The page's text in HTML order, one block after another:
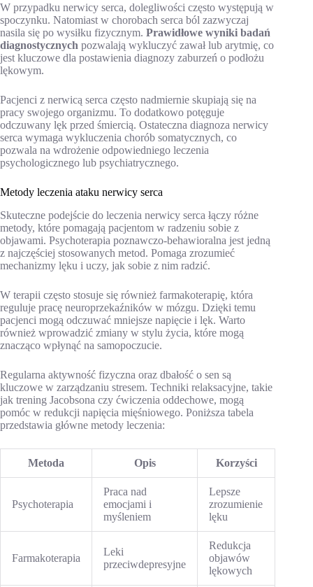
W przypadku nerwicy serca, dolegliwości często występują w
spoczynku. Natomiast w chorobach serca ból zazwyczaj
nasila się po wysiłku fizycznym. Prawidłowe wyniki badań
diagnostycznych pozwalają wykluczyć zawał lub arytmię, co
jest kluczowe dla postawienia diagnozy zaburzeń o podłożu
lękowym.
Pacjenci z nerwicą serca często nadmiernie skupiają się na
pracy swojego organizmu. To dodatkowo potęguje
odczuwany lęk przed śmiercią. Ostateczna diagnoza nerwicy
serca wymaga wykluczenia chorób somatycznych, co
pozwala na wdrożenie odpowiedniego leczenia
psychologicznego lub psychiatrycznego.
Metody leczenia ataku nerwicy serca
Skuteczne podejście do leczenia nerwicy serca łączy różne
metody, które pomagają pacjentom w radzeniu sobie z
objawami. Psychoterapia poznawczo-behawioralna jest jedną
z najczęściej stosowanych metod. Pomaga zrozumieć
mechanizmy lęku i uczy, jak sobie z nim radzić.
W terapii często stosuje się również farmakoterapię, która
reguluje pracę neuroprzekaźników w mózgu. Dzięki temu
pacjenci mogą odczuwać mniejsze napięcie i lęk. Warto
również wprowadzić zmiany w stylu życia, które mogą
znacząco wpłynąć na samopoczucie.
Regularna aktywność fizyczna oraz dbałość o sen są
kluczowe w zarządzaniu stresem. Techniki relaksacyjne, takie
jak trening Jacobsona czy ćwiczenia oddechowe, mogą
pomóc w redukcji napięcia mięśniowego. Poniższa tabela
przedstawia główne metody leczenia:
Metoda Opis Korzyści
Psychoterapia
Praca nad
emocjami i
myśleniem
Lepsze
zrozumienie
lęku
Farmakoterapia
Leki
przeciwdepresyjne
Redukcja
objawów
lękowych